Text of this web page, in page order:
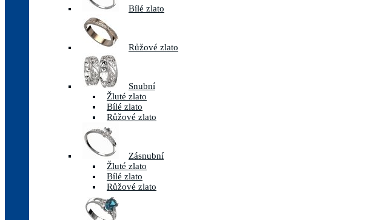
Bílé zlato
Růžové zlato
Snubní
Žluté zlato
Bílé zlato
Růžové zlato
Zásnubní
Žluté zlato
Bílé zlato
Růžové zlato